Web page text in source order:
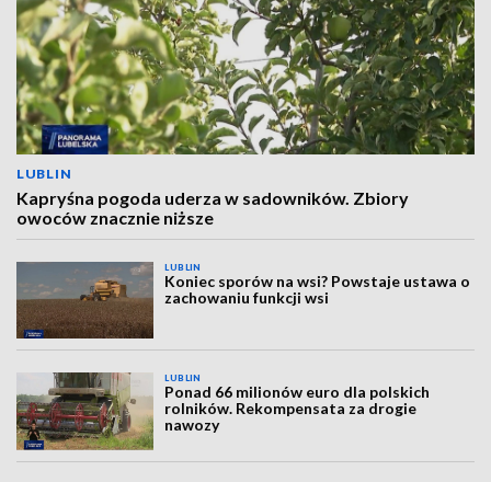
LUBLIN
Kapryśna pogoda uderza w sadowników. Zbiory
owoców znacznie niższe
LUBLIN
Koniec sporów na wsi? Powstaje ustawa o
zachowaniu funkcji wsi
LUBLIN
Ponad 66 milionów euro dla polskich
rolników. Rekompensata za drogie
nawozy